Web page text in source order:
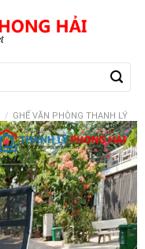
/ GHẾ VĂN PHÒNG THANH LÝ